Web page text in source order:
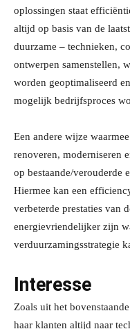
oplossingen staat
altijd op basis van de
duurzame – technieken,
ontwerpen samenstellen,
worden geoptimaliseerd
mogelijk bedrijfsproces
Een andere wijze
renoveren, moderniseren
op bestaande/verouderde
Hiermee kan een
verbeterde prestaties van
energievriendelijker zijn
verduurzamingsstrategie
Interesse
Zoals uit het
haar klanten altijd naar